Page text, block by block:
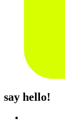
say hello!